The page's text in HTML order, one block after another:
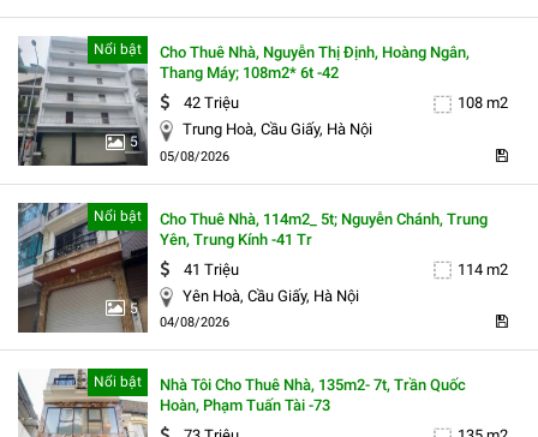
5
Nổi bật
Cho Thuê Nhà, Nguyễn Thị Định, Hoàng Ngân,
Thang Máy; 108m2* 6t -42
42 Triệu
108 m2
Trung Hoà, Cầu Giấy, Hà Nội
05/08/2026
5
Nổi bật
Cho Thuê Nhà, 114m2_ 5t; Nguyễn Chánh, Trung
Yên, Trung Kính -41 Tr
41 Triệu
114 m2
Yên Hoà, Cầu Giấy, Hà Nội
04/08/2026
Nổi bật
Nhà Tôi Cho Thuê Nhà, 135m2- 7t, Trần Quốc
Hoàn, Phạm Tuấn Tài -73